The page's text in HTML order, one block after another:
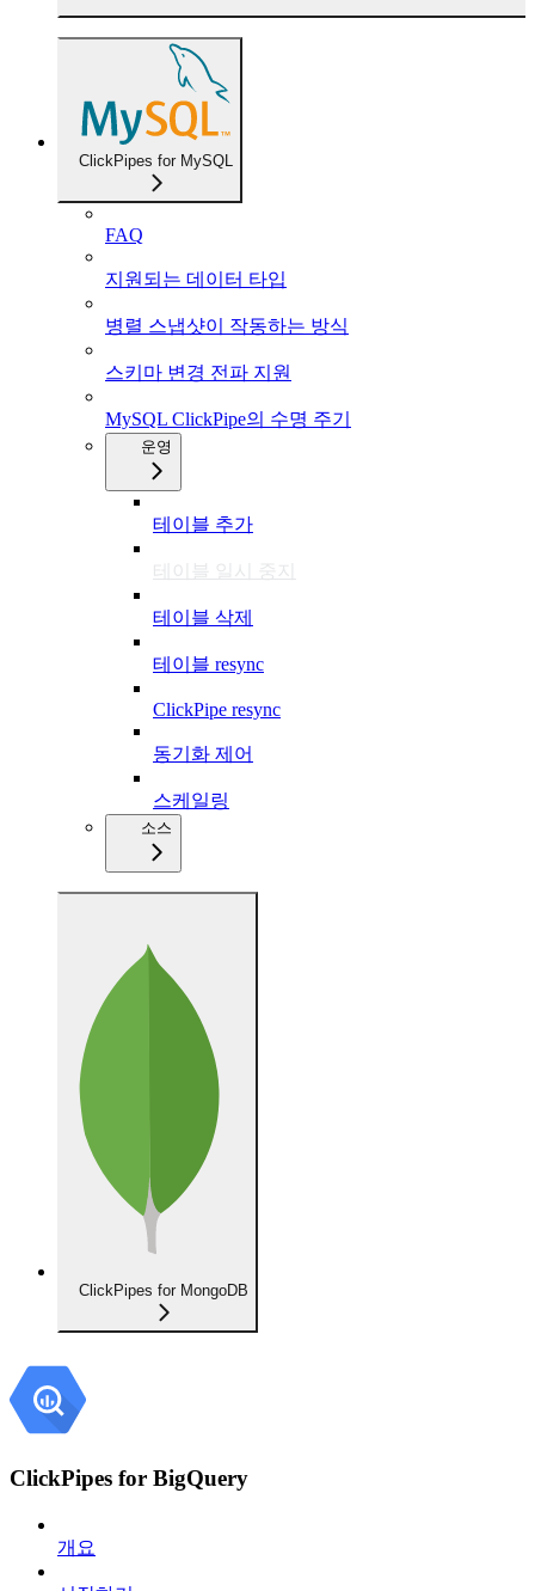
ClickPipes for MySQL
FAQ
지원되는 데이터 타입
병렬 스냅샷이 작동하는 방식
스키마 변경 전파 지원
MySQL ClickPipe의 수명 주기
운영
테이블 추가
테이블 일시 중지
테이블 삭제
테이블 resync
ClickPipe resync
동기화 제어
스케일링
소스
ClickPipes for MongoDB
ClickPipes for BigQuery
개요